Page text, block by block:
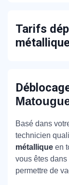
Tarifs
Basé dans
technicien
métallique en
vous êtes
permettre de